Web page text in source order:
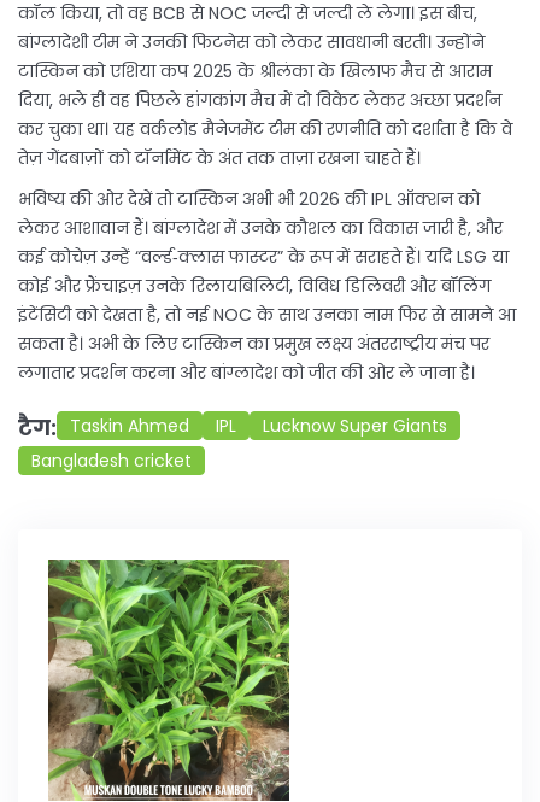
कॉल किया, तो वह BCB से NOC जल्दी से जल्दी ले लेगा। इस बीच,
बांग्लादेशी टीम ने उनकी फिटनेस को लेकर सावधानी बरती। उन्होंने
टास्किन को एशिया कप 2025 के श्रीलंका के खिलाफ मैच से आराम
दिया, भले ही वह पिछले हांगकांग मैच में दो विकेट लेकर अच्छा प्रदर्शन
कर चुका था। यह वर्कलोड मैनेजमेंट टीम की रणनीति को दर्शाता है कि वे
तेज़ गेंदबाज़ों को टॉर्नामेंट के अंत तक ताज़ा रखना चाहते हैं।
भविष्य की ओर देखें तो टास्किन अभी भी 2026 की IPL ऑक्शन को
लेकर आशावान हैं। बांग्लादेश में उनके कौशल का विकास जारी है, और
कई कोचेज़ उन्हें “वर्ल्ड‑क्लास फास्टर” के रूप में सराहते हैं। यदि LSG या
कोई और फ्रैंचाइज़ उनके रिलायबिलिटी, विविध डिलिवरी और बॉलिंग
इंटेंसिटी को देखता है, तो नई NOC के साथ उनका नाम फिर से सामने आ
सकता है। अभी के लिए टास्किन का प्रमुख लक्ष्य अंतरराष्ट्रीय मंच पर
लगातार प्रदर्शन करना और बांग्लादेश को जीत की ओर ले जाना है।
टैग: Taskin Ahmed IPL
Lucknow Super Giants
Bangladesh cricket